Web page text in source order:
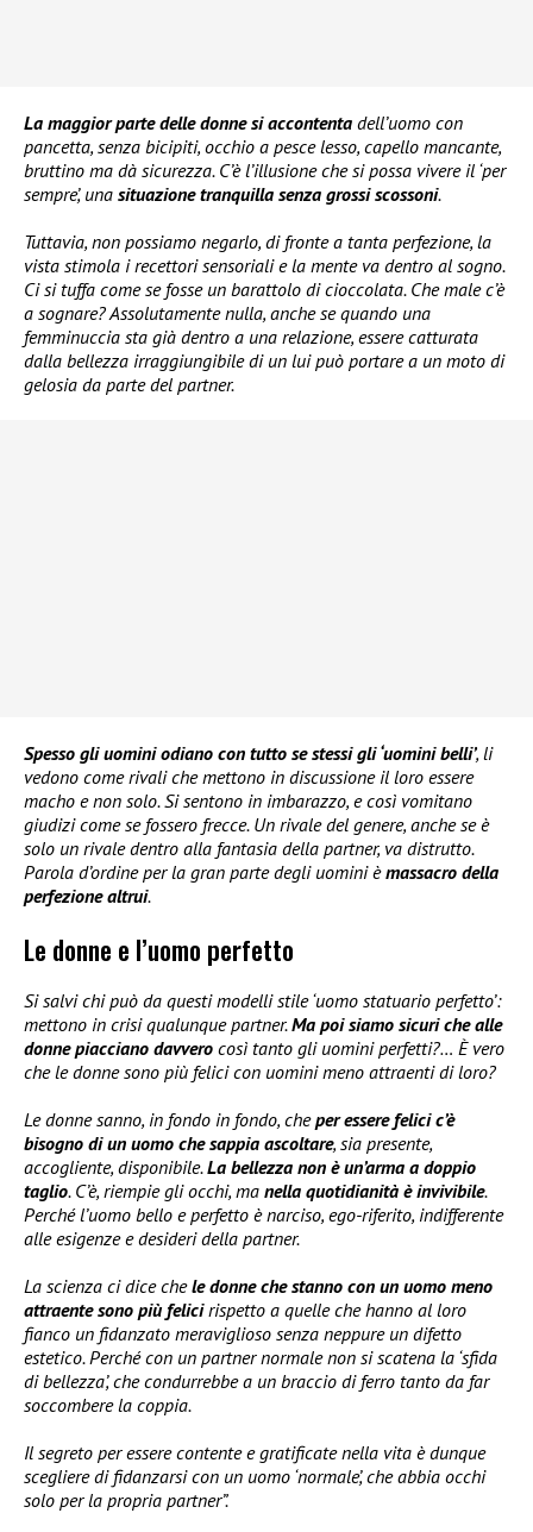
La maggior parte delle donne si accontenta dell’uomo con
pancetta, senza bicipiti, occhio a pesce lesso, capello mancante,
bruttino ma dà sicurezza. C’è l’illusione che si possa vivere il ‘per
sempre’, una situazione tranquilla senza grossi scossoni.
Tuttavia, non possiamo negarlo, di fronte a tanta perfezione, la
vista stimola i recettori sensoriali e la mente va dentro al sogno.
Ci si tuffa come se fosse un barattolo di cioccolata. Che male c’è
a sognare? Assolutamente nulla, anche se quando una
femminuccia sta già dentro a una relazione, essere catturata
dalla bellezza irraggiungibile di un lui può portare a un moto di
gelosia da parte del partner.
Spesso gli uomini odiano con tutto se stessi gli ‘uomini belli’, li
vedono come rivali che mettono in discussione il loro essere
macho e non solo. Si sentono in imbarazzo, e così vomitano
giudizi come se fossero frecce. Un rivale del genere, anche se è
solo un rivale dentro alla fantasia della partner, va distrutto.
Parola d’ordine per la gran parte degli uomini èmassacro della
perfezione altrui.
Le donne e l’uomo perfetto
Si salvi chi può da questi modelli stile ‘uomo statuario perfetto’:
mettono in crisi qualunque partner.Ma poi siamo sicuri che alle
donne piacciano davvero così tanto gli uomini perfetti?… È vero
che le donne sono più felici con uomini meno attraenti di loro?
Le donne sanno, in fondo in fondo, cheper essere felici c’è
bisogno di un uomo che sappia ascoltare, sia presente,
accogliente, disponibile.La bellezza non è un’arma a doppio
taglio. C’è, riempie gli occhi, ma nella quotidianità è invivibile.
Perché l’uomo bello e perfetto è narciso, ego-riferito, indifferente
alle esigenze e desideri della partner.
La scienza ci dice chele donne che stanno con un uomo meno
attraente sono più felicirispetto a quelle che hanno al loro
fianco un fidanzato meraviglioso senza neppure un difetto
estetico. Perché con un partner normale non si scatena la ‘sfida
di bellezza’, che condurrebbe a un braccio di ferro tanto da far
soccombere la coppia.
Il segreto per essere contente e gratificate nella vita è dunque
scegliere di fidanzarsi con un uomo ‘normale’, che abbia occhi
solo per la propria partner”.